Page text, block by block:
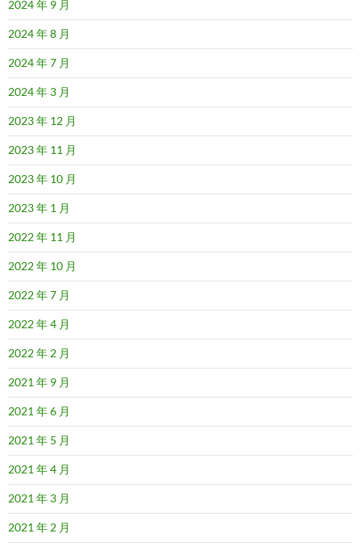
2024 年 9 月
2024 年 8 月
2024 年 7 月
2024 年 3 月
2023 年 12 月
2023 年 11 月
2023 年 10 月
2023 年 1 月
2022 年 11 月
2022 年 10 月
2022 年 7 月
2022 年 4 月
2022 年 2 月
2021 年 9 月
2021 年 6 月
2021 年 5 月
2021 年 4 月
2021 年 3 月
2021 年 2 月